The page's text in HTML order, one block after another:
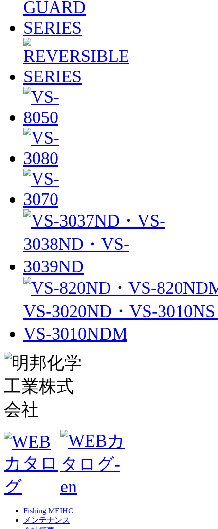
Fishing MEIHO
メンテナンス